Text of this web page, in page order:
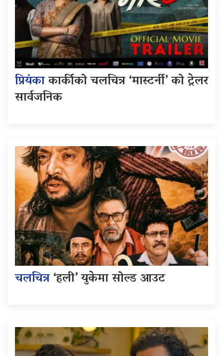
प्रियंकाकार्कीको चलचित्र ‘मास्टर्नी’ को ट्रेलर
सार्वजनिक
चलचित्र‘हली’ युकेमा सोल्ड आउट